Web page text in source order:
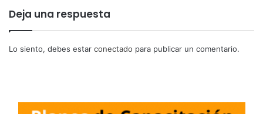
Deja una respuesta
Lo siento, debes estar conectado para publicar un comentario.